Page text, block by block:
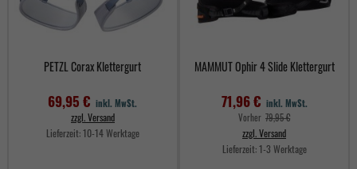
PETZL Corax Klettergurt
69,95 € inkl. MwSt.
zzgl. Versand
Lieferzeit:10-14 Werktage
MAMMUT Ophir 4 Slide Klettergurt
71,96 € inkl. MwSt.
Vorher Verkaufspreis
79,95 €
zzgl. Versand
Lieferzeit:1-3 Werktage